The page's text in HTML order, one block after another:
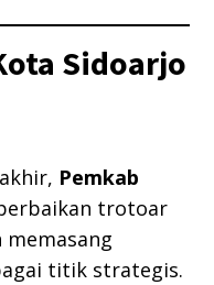
Sidoarjo
Pemkab
trotoar
titik strategis.